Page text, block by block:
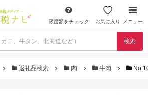
限度額をチェック お気に入り メニュー
検索
返礼品検索 肉 牛肉